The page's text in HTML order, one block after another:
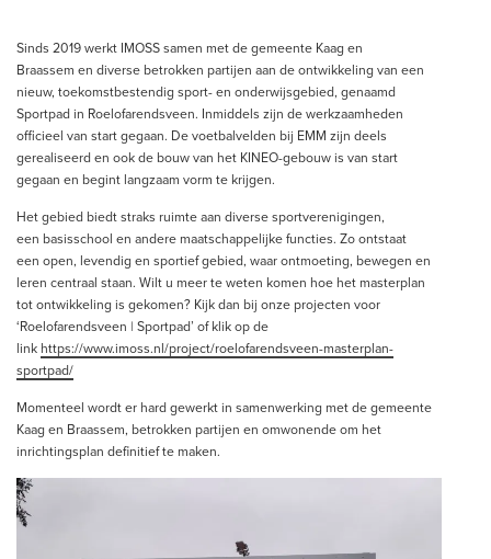
Sinds 2019 werkt IMOSS samen met de gemeente Kaag en
Braassem en diverse betrokken partijen aan de ontwikkeling van een
nieuw, toekomstbestendig sport- en onderwijsgebied, genaamd
Sportpad in Roelofarendsveen. Inmiddels zijn de werkzaamheden
officieel van start gegaan. De voetbalvelden bij EMM zijn deels
gerealiseerd en ook de bouw van het KINEO-gebouw is van start
gegaan en begint langzaam vorm te krijgen.
Het gebied biedt straks ruimte aan diverse sportverenigingen,
een basisschool en andere maatschappelijke functies. Zo ontstaat
een open, levendig en sportief gebied, waar ontmoeting, bewegen en
leren centraal staan. Wilt u meer te weten komen hoe het masterplan
tot ontwikkeling is gekomen? Kijk dan bij onze projecten voor
‘Roelofarendsveen | Sportpad’ of klik op de
link https://www.imoss.nl/project/roelofarendsveen-masterplan-
sportpad/
Momenteel wordt er hard gewerkt in samenwerking met de gemeente
Kaag en Braassem, betrokken partijen en omwonende om het
inrichtingsplan definitief te maken.